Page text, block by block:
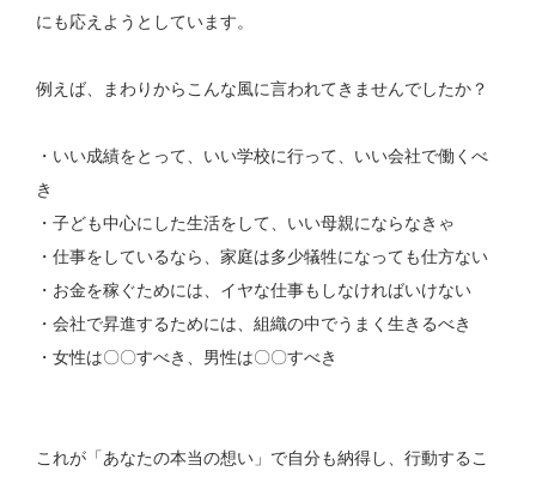
にも応えようとしています。
例えば、まわりからこんな風に言われてきませんでしたか？
・いい成績をとって、いい学校に行って、いい会社で働くべ
き
・子ども中心にした生活をして、いい母親にならなきゃ
・仕事をしているなら、家庭は多少犠牲になっても仕方ない
・お金を稼ぐためには、イヤな仕事もしなければいけない
・会社で昇進するためには、組織の中でうまく生きるべき
・女性は〇〇すべき、男性は〇〇すべき
これが「あなたの本当の想い」で自分も納得し、行動するこ